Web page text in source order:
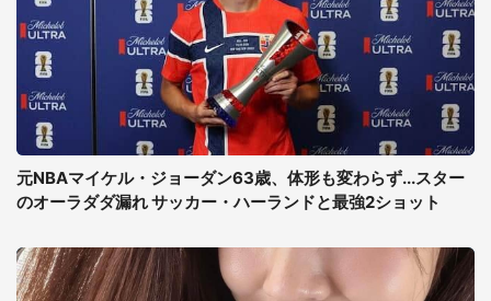
元NBAマイケル・ジョーダン63歳、体形も変わらず...スター
のオーラダダ漏れ サッカー・ハーランドと最強2ショット